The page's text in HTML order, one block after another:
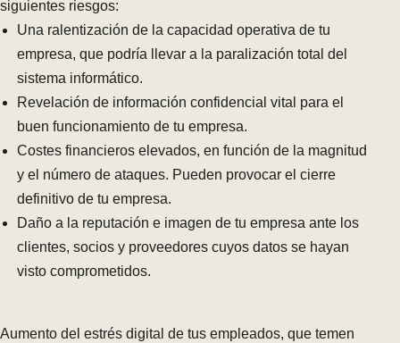
siguientes riesgos:
Una ralentización de la capacidad operativa de tu
empresa, que podría llevar a la paralización total del
sistema informático.
Revelación de información confidencial vital para el
buen funcionamiento de tu empresa.
Costes financieros elevados, en función de la magnitud
y el número de ataques. Pueden provocar el cierre
definitivo de tu empresa.
Daño a la reputación e imagen de tu empresa ante los
clientes, socios y proveedores cuyos datos se hayan
visto comprometidos.
Aumento del estrés digital de tus empleados, que temen